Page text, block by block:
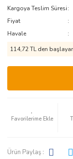
Kargoya Teslim Süresi
Fiyat
Havale
114,72 TL den
Ürün Paylaş :